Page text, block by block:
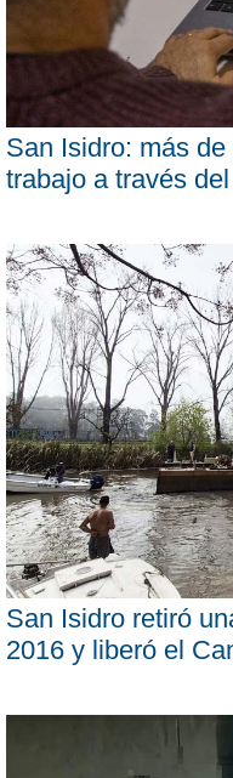
San Isidro: más
trabajo a través
San Isidro retiró
2016 y liberó el